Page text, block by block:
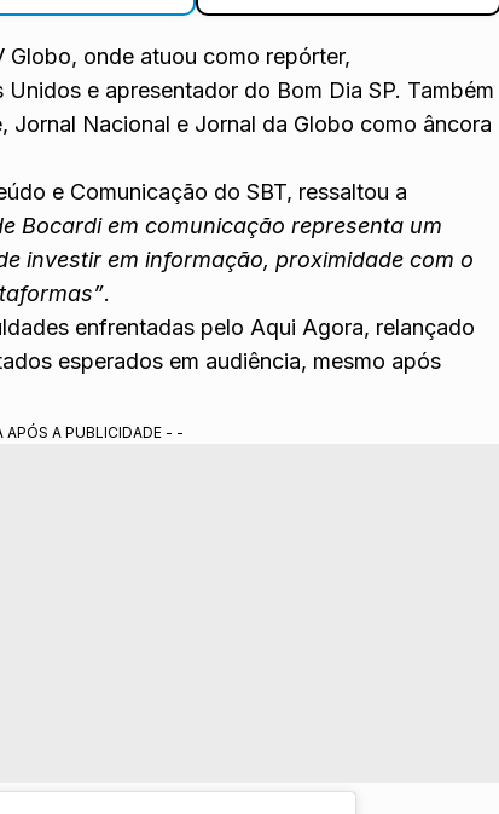
Globo, onde atuou como repórter,
e apresentador do Bom Dia SP. Também
Nacional e Jornal da Globo como âncora
e Comunicação do SBT, ressaltou a
Bocardi em comunicação representa um
investir em informação, proximidade com o
.
enfrentadas pelo Aqui Agora, relançado
esperados em audiência, mesmo após
A PUBLICIDADE - -